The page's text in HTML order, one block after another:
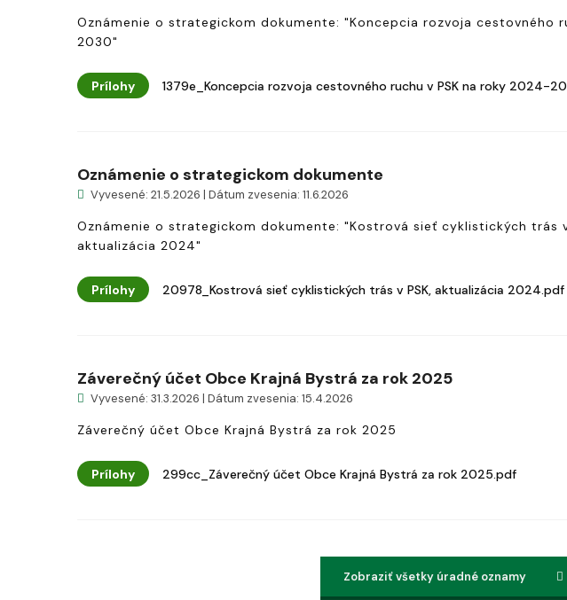
Oznámenie o strategickom dokumente: "Koncepcia rozvoja cestovného
2030"
Prílohy 1379e_Koncepcia rozvoja cestovného ruchu v PSK na roky 2024-
Oznámenie o strategickom dokumente
Vyvesené: 21.5.2026 | Dátum zvesenia: 11.6.2026
Oznámenie o strategickom dokumente: "Kostrová sieť cyklistických trás
aktualizácia 2024"
Prílohy 20978_Kostrová sieť cyklistických trás v PSK, aktualizácia 2024.pdf
Záverečný účet Obce Krajná Bystrá za rok 2025
Vyvesené: 31.3.2026 | Dátum zvesenia: 15.4.2026
Záverečný účet Obce Krajná Bystrá za rok 2025
Prílohy 299cc_Záverečný účet Obce Krajná Bystrá za rok 2025.pdf
Zobraziť všetky úradné oznamy